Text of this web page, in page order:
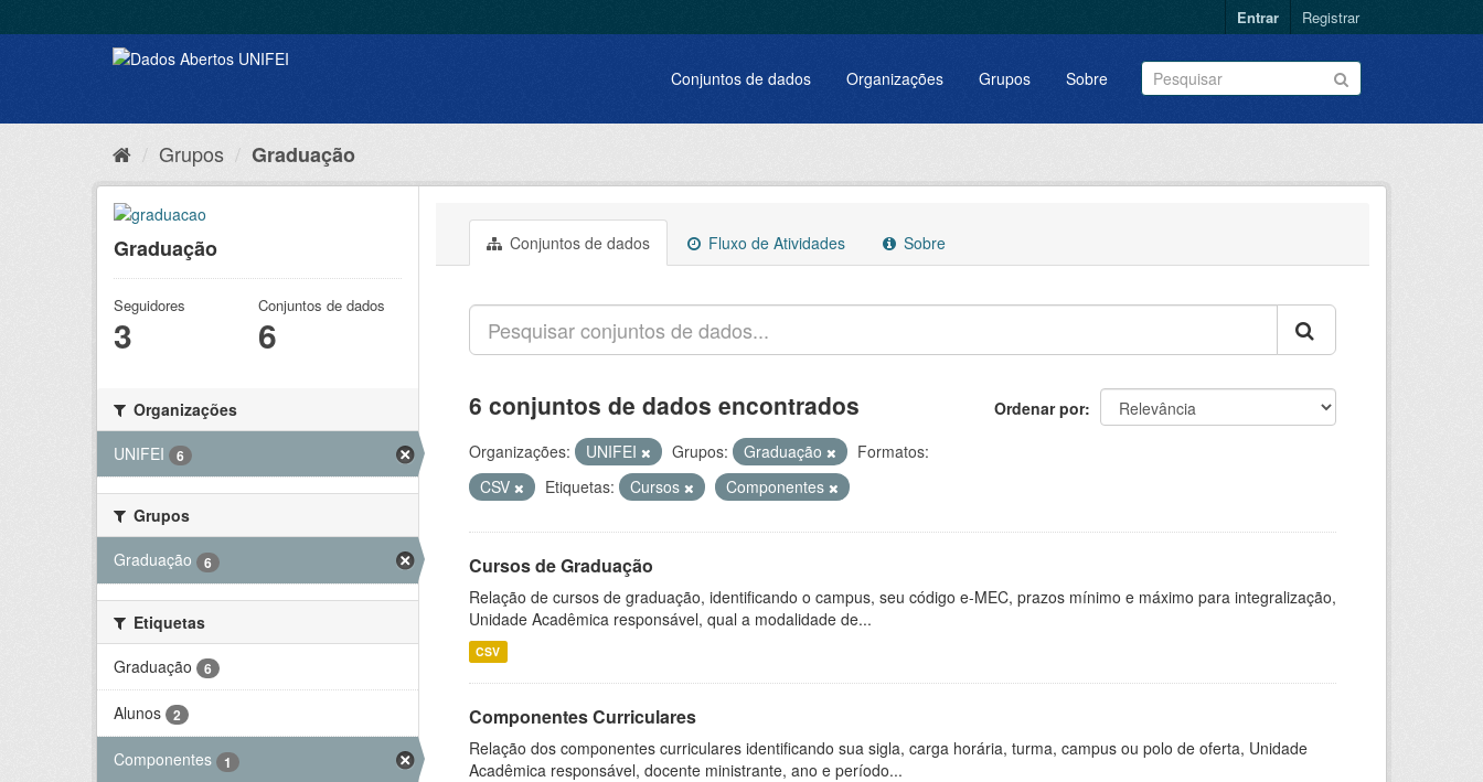
Entrar Registrar
Conjuntos de dados Organizações Grupos Sobre
Grupos Graduação
Graduação
Seguidores
3
Conjuntos de dados
6
Organizações
UNIFEI
6
Grupos
Graduação
6
Etiquetas
Graduação
6
Alunos 2
Componentes 1
Conjuntos de dados Fluxo de Atividades Sobre
Ordenar por
6 conjuntos de dados encontrados
Organizações: UNIFEI Grupos: Graduação
Formatos:
CSV
Etiquetas: Cursos Componentes
Cursos de Graduação
Relação de cursos de graduação, identificando o campus, seu código e-MEC, prazos mínimo e máximo para integralização,
Unidade Acadêmica responsável, qual a modalidade de...
CSV
Componentes Curriculares
Relação dos componentes curriculares identificando sua sigla, carga horária, turma, campus ou polo de oferta, Unidade
Acadêmica responsável, docente ministrante, ano e período...